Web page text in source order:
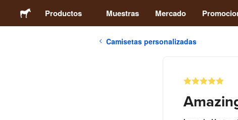
Productos Muestras Mercado
Camisetas personalizadas